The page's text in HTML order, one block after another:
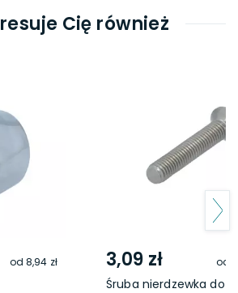
Cię również
od8,94 zł 3,09 zł od
Śruba nierdzewka do